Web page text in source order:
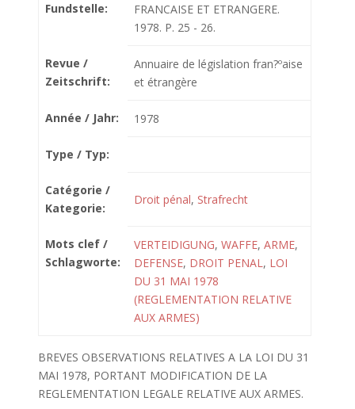
Fundstelle:
FRANCAISE ET ETRANGERE.
1978. P. 25 - 26.
Revue /
Zeitschrift:
Annuaire de législation fran?ºaise
et étrangère
Année / Jahr: 1978
Type / Typ:
Catégorie /
Kategorie:
Droit pénal, Strafrecht
Mots clef /
Schlagworte:
VERTEIDIGUNG, WAFFE, ARME,
DEFENSE, DROIT PENAL, LOI
DU 31 MAI 1978
(REGLEMENTATION RELATIVE
AUX ARMES)
BREVES OBSERVATIONS RELATIVES A LA LOI DU 31
MAI 1978, PORTANT MODIFICATION DE LA
REGLEMENTATION LEGALE RELATIVE AUX ARMES.